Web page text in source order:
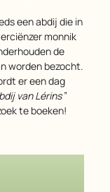
monnik
de
worden bezocht.
er een dag
van Lérins”
te boeken!